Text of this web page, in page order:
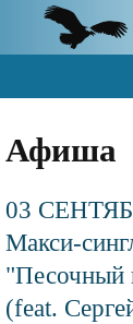
main
Афиша
03
Макси-
"Песочный
(feat.